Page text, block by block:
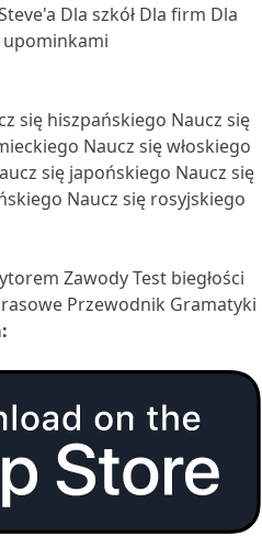
Dla szkół Dla firm Dla
upominkami
się hiszpańskiego Naucz się
Naucz się włoskiego
się japońskiego Naucz się
Naucz się rosyjskiego
ZawodyTest biegłości
Przewodnik Gramatyki